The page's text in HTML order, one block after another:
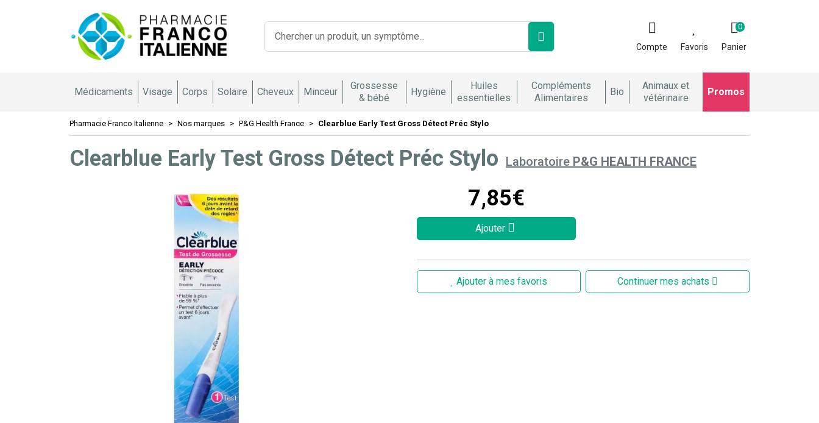
Compte Favoris Panier
0
Médicaments Visage Corps Solaire Cheveux Minceur
Grossesse
& bébé
Hygiène
Huiles
essentielles
Compléments
Alimentaires
Bio
Animaux et
vétérinaire
Promos
Pharmacie Franco Italienne Nos marques P&G Health France Clearblue Early Test Gross Détect Préc Stylo
Clearblue Early Test Gross Détect Préc Stylo Laboratoire P&G HEALTH FRANCE
7,85€
Ajouter
Ajouter à mes favoris Continuer mes achats